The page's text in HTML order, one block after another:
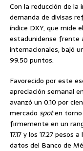
Con la reducción de
demanda de divisas
índice DXY, que mide
estadunidense frente
internacionales, bajó
99.50 puntos.
Favorecido por este
apreciación semanal
avanzó un 0.10 por
mercado spoten torno
firmemente en un
17.17 y los 17.27
datos del Banco de